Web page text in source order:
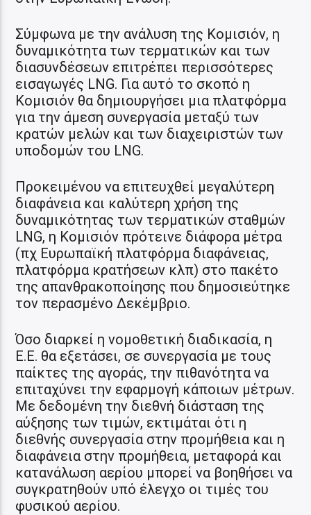
Σύμφωνα με την ανάλυση της Κομισιόν, η
δυναμικότητα των τερματικών και των
διασυνδέσεων επιτρέπει περισσότερες
εισαγωγές LNG. Για αυτό το σκοπό η
Κομισιόν θα δημιουργήσει μια πλατφόρμα
για την άμεση συνεργασία μεταξύ των
κρατών μελών και των διαχειριστών των
υποδομών του LNG.
Προκειμένου να επιτευχθεί μεγαλύτερη
διαφάνεια και καλύτερη χρήση της
δυναμικότητας των τερματικών σταθμών
LNG, η Κομισιόν πρότεινε διάφορα μέτρα
(πχ Ευρωπαϊκή πλατφόρμα διαφάνειας,
πλατφόρμα κρατήσεων κλπ) στο πακέτο
της απανθρακοποίησης που δημοσιεύτηκε
τον περασμένο Δεκέμβριο.
Όσο διαρκεί η νομοθετική διαδικασία, η
Ε.Ε. θα εξετάσει, σε συνεργασία με τους
παίκτες της αγοράς, την πιθανότητα να
επιταχύνει την εφαρμογή κάποιων μέτρων.
Με δεδομένη την διεθνή διάσταση της
αύξησης των τιμών, εκτιμάται ότι η
διεθνής συνεργασία στην προμήθεια και η
διαφάνεια στην προμήθεια, μεταφορά και
κατανάλωση αερίου μπορεί να βοηθήσει να
συγκρατηθούν υπό έλεγχο οι τιμές του
φυσικού αερίου.